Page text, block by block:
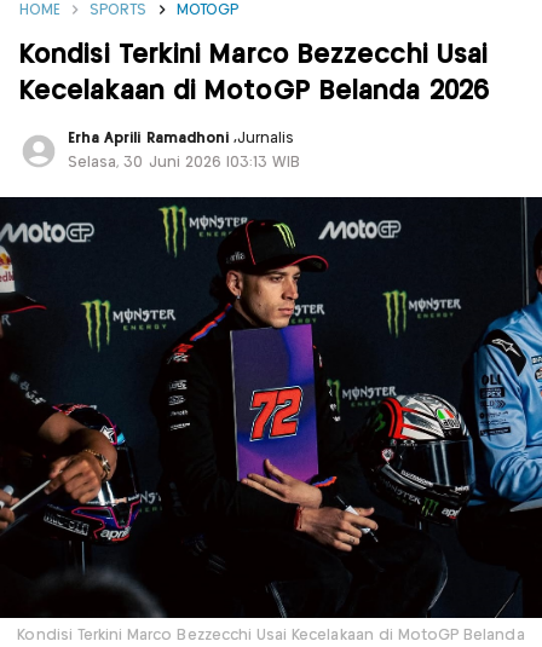
HOME SPORTS MOTOGP
Kondisi Terkini Marco Bezzecchi Usai
Kecelakaan di MotoGP Belanda 2026
Erha Aprili Ramadhoni,Jurnalis
Selasa, 30 Juni 2026 |03:13 WIB
Kondisi Terkini Marco Bezzecchi Usai Kecelakaan di MotoGP Belanda